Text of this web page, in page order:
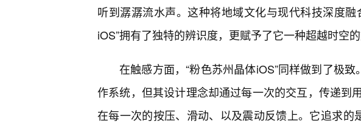
听到潺潺流水声。这种将地域文化与现代科技深度
iOS”拥有了独特的辨识度，更赋予了它一种超越时空的
在触感方面，“粉色苏州晶体iOS”同样做到了极
作系统，但其设计理念却通过每一次的交互，传递到
在每一次的按压、滑动、以及震动反馈上。它追求的